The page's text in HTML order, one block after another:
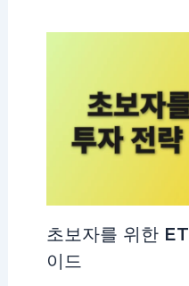
초보자를 위한
이드